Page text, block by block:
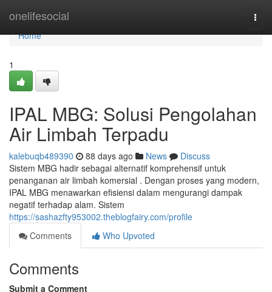
onelifesocial
Home
Home
1
IPAL MBG: Solusi Pengolahan
Air Limbah Terpadu
kalebuqb489390 88 days ago News
Discuss
Sistem MBG hadir sebagai alternatif komprehensif untuk
penanganan air limbah komersial . Dengan proses yang modern,
IPAL MBG menawarkan efisiensi dalam mengurangi dampak
negatif terhadap alam. Sistem
https://sashazfty953002.theblogfairy.com/profile
Comments
Who Upvoted
Comments
Submit a Comment